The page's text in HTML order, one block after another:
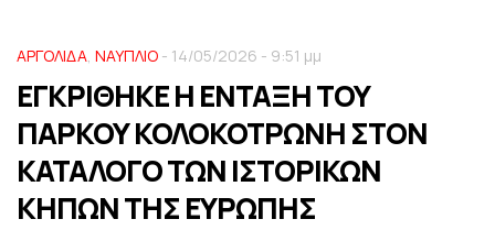
ΑΡΓΟΛΙΔΑ, ΝΑΥΠΛΙΟ - 14/05/2026 - 9:51 μμ
ΕΓΚΡΙΘΗΚΕ Η ΕΝΤΑΞΗ ΤΟΥ
ΠΑΡΚΟΥ ΚΟΛΟΚΟΤΡΩΝΗ ΣΤΟΝ
ΚΑΤΑΛΟΓΟ ΤΩΝ ΙΣΤΟΡΙΚΩΝ
ΚΗΠΩΝ ΤΗΣ ΕΥΡΩΠΗΣ